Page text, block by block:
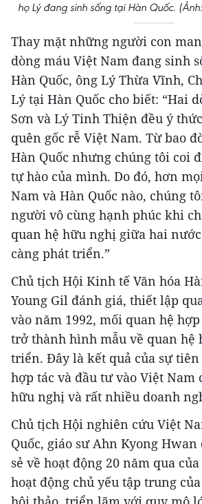
họ Lý đang sinh sống tại Hàn Quốc.
Thay mặt những người con
dòng máu Việt Nam đang sinh
Hàn Quốc, ông Lý Thừa Vĩnh,
Lý tại Hàn Quốc cho biết: “Hai
Sơn và Lý Tinh Thiện đều ý
quên gốc rễ Việt Nam. Từ bao
Hàn Quốc nhưng chúng tôi coi
tự hào của mình. Do đó, hơn
Nam và Hàn Quốc nào, chúng
người vô cùng hạnh phúc khi
quan hệ hữu nghị giữa hai
càng phát triển.”
Chủ tịch Hội Kinh tế Văn hóa
Young Gil đánh giá, thiết lập
vào năm 1992, mối quan hệ
trở thành hình mẫu về quan hệ
triển. Đây là kết quả của sự
hợp tác và đầu tư vào Việt Nam
hữu nghị và rất nhiều doanh
Chủ tịch Hội nghiên cứu Việt
Quốc, giáo sư Ahn Kyong
sẻ về hoạt động 20 năm qua
hoạt động chủ yếu tập trung